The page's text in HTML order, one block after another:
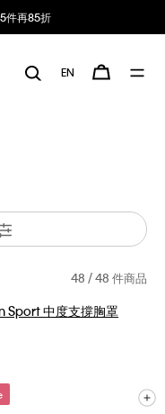
件再85折
EN
48 / 48 件商品